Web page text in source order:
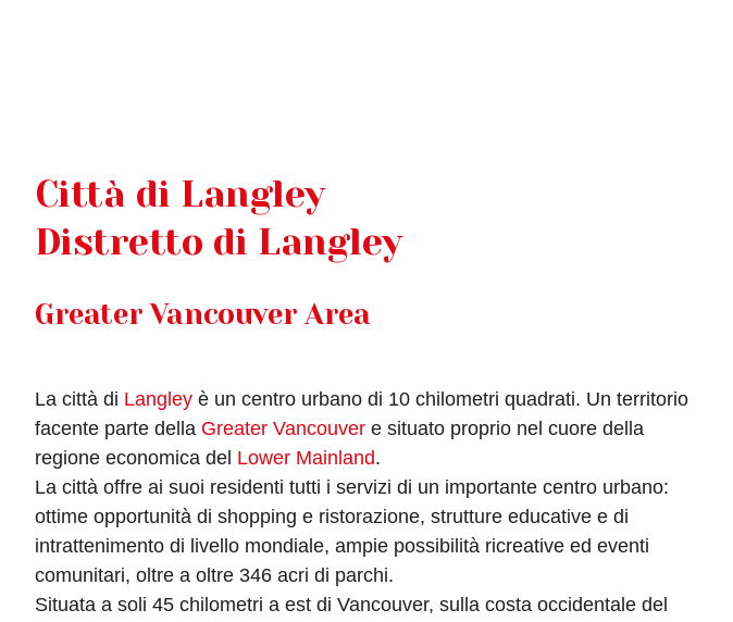
Città di Langley
Distretto di Langley
Greater Vancouver Area
La città di Langleyè un centro urbano di 10 chilometri quadrati. Un territorio
facente parte della Greater Vancouvere situato proprio nel cuore della
regione economica del Lower Mainland.
La città offre ai suoi residenti tutti i servizi di un importante centro urbano:
ottime opportunità di shopping e ristorazione, strutture educative e di
intrattenimento di livello mondiale, ampie possibilità ricreative ed eventi
comunitari, oltre a oltre 346 acri di parchi.
Situata a soli 45 chilometri a est di Vancouver, sulla costa occidentale del